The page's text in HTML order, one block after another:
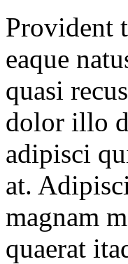
Provident
eaque
quasi
dolor illo
adipisci
at.
magnam
quaerat